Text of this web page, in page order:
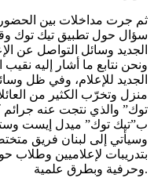
ثم جرت مداخلات بين الحضور
سؤال حول تطبيق تيك توك
الجديد وسائل التواصل عن
ونحن نتابع ما أشار إليه
الجديد للإعلام، وفي ظل
منزل وتخرّب الكثير من
توك” والذي نتجت عنه جرائم
ب”تيك توك” ميدل إيست
وسيأتي إلى لبنان فريق
بتدريبات لإعلاميين وطلاب
وحرفية وبطرق علمية.